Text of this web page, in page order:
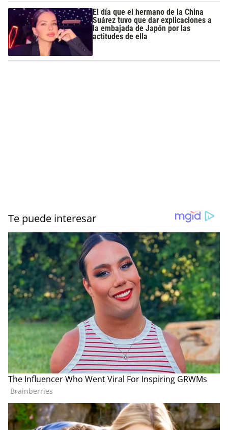
El día que el hermano de la China
Suárez tuvo que dar explicaciones a
la embajada de Japón por las
actitudes de ella